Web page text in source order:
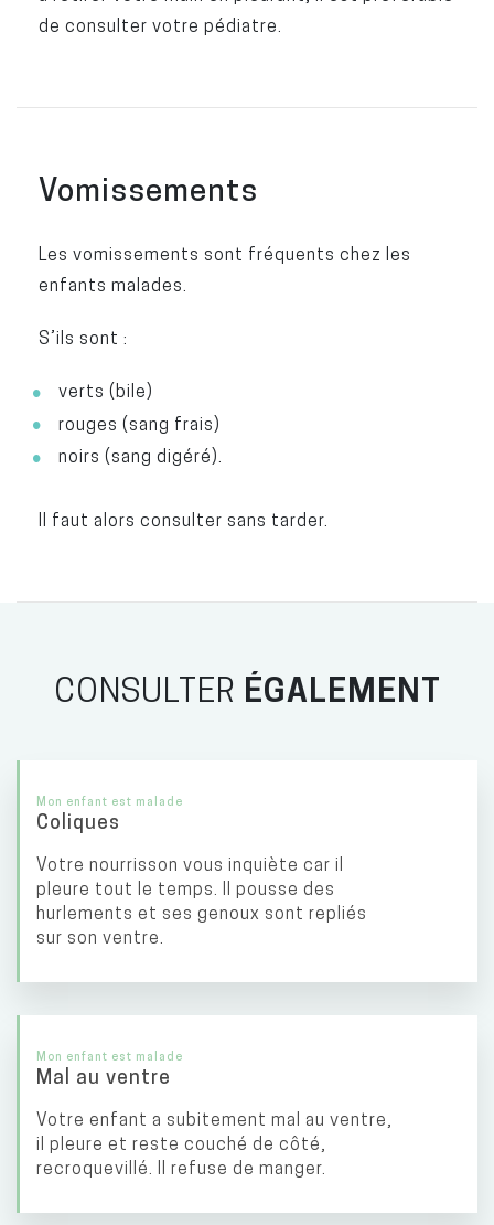
de consulter votre pédiatre.
Vomissements
Les vomissements sont fréquents chez les
enfants malades.
S’ils sont :
verts (bile)
rouges (sang frais)
noirs (sang digéré).
Il faut alors consulter sans tarder.
CONSULTER ÉGALEMENT
Mon enfant est malade
Coliques
Votre nourrisson vous inquiète car il
pleure tout le temps. Il pousse des
hurlements et ses genoux sont repliés
sur son ventre.
Mon enfant est malade
Mal au ventre
Votre enfant a subitement mal au ventre,
il pleure et reste couché de côté,
recroquevillé. Il refuse de manger.